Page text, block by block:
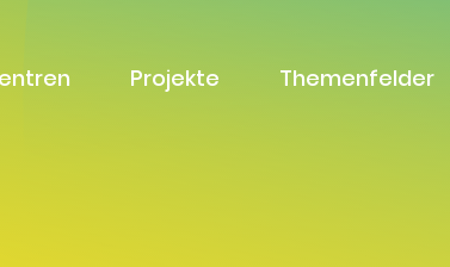
Projekte Themenfelder